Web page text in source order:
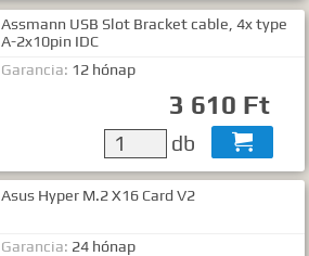
Assmann USB Slot Bracket cable, 4x type
A-2x10pin IDC
Garancia: 12 hónap
3 610 Ft
db 
Asus Hyper M.2 X16 Card V2
Garancia: 24 hónap